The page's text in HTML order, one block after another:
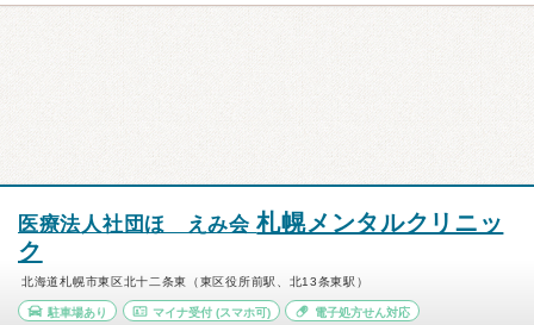
医療法人社団ほゝえみ会札幌メンタルクリニッ
ク
北海道札幌市東区北十二条東（東区役所前駅、北13条東駅）
駐車場あり マイナ受付(スマホ可) 電子処方せん対応